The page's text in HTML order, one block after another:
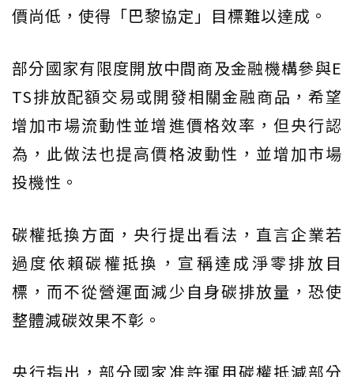
價尚低，使得「巴黎協定」目標難以達成。
部分國家有限度開放中間商及金融機構參與E
TS排放配額交易或開發相關金融商品，希望
增加市場流動性並增進價格效率，但央行認
為，此做法也提高價格波動性，並增加市場
投機性。
碳權抵換方面，央行提出看法，直言企業若
過度依賴碳權抵換，宣稱達成淨零排放目
標，而不從營運面減少自身碳排放量，恐使
整體減碳效果不彰。
央行指出，部分國家准許運用碳權抵減部分